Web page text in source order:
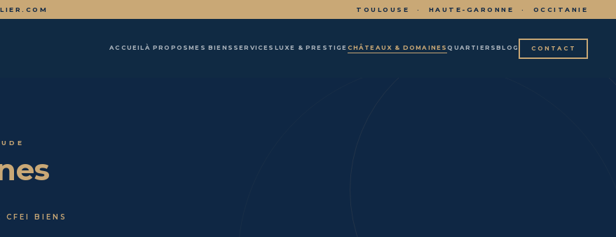
TOULOUSE · HAUTE-GARONNE · OCCITANIE
ACCUEIL À PROPOSMES BIENS SERVICES LUXE & PRESTIGE CHÂTEAUX & DOMAINESQUARTIERSBLOG CONTACT
CFEI BIENS